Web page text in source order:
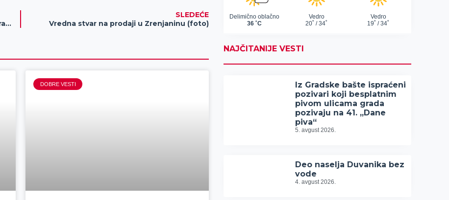
U oblasti kriminaliteta povećan broj evidentiranih krivičnih dela u odnosu na 2013
SLEDEĆE
Vredna stvar na prodaji u Zrenjaninu (foto)
DOBRE VESTI
NAJČITANIJE VESTI
Iz Gradske bašte ispraćeni
pozivari koji besplatnim
pivom ulicama grada
pozivaju na 41. „Dane
piva“
5. avgust 2026.
Deo naselja Duvanika bez
vode
4. avgust 2026.